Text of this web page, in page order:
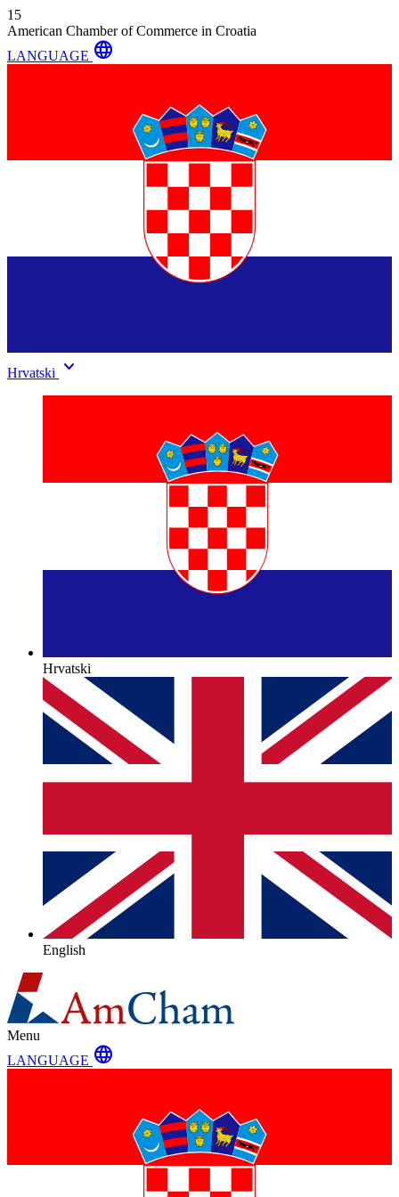
15
American Chamber of Commerce in Croatia
LANGUAGE language
Hrvatski keyboard_arrow_down
Hrvatski
English
Menu
LANGUAGE language